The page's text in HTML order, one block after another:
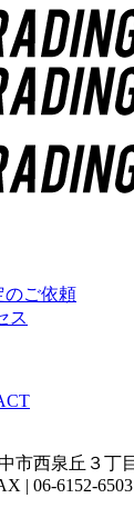
のご依頼
ス
市西泉丘３丁
| 06-6152-6503